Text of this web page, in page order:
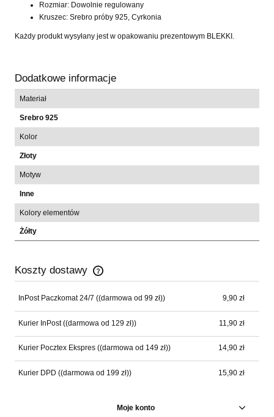
Rozmiar: Dowolnie regulowany
Kruszec: Srebro próby 925, Cyrkonia
Każdy produkt wysyłany jest w opakowaniu prezentowym BLEKKI.
Dodatkowe informacje
Materiał
Srebro 925
Kolor
Złoty
Motyw
Inne
Kolory elementów
Żółty
Koszty dostawy
Cena nie zawiera ewentualnych kosztów płatności
InPost Paczkomat 24/7 ((darmowa od 99 zł)) 9,90 zł
Kurier InPost((darmowa od 129 zł)) 11,90 zł
Kurier Pocztex Ekspres ((darmowa od 149 zł)) 14,90 zł
Kurier DPD ((darmowa od 199 zł)) 15,90 zł
Moje konto